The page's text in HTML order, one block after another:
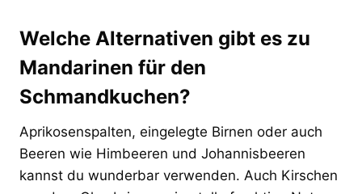
Welche Alternativen gibt es zu
Mandarinen für den
Schmandkuchen?
Aprikosenspalten, eingelegte Birnen oder auch
Beeren wie Himbeeren und Johannisbeeren
kannst du wunderbar verwenden. Auch Kirschen